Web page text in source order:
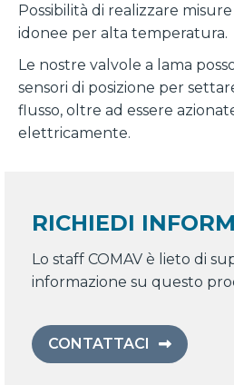
Possibilità di realizzare
idonee per alta temperatura.
Le nostre valvole a lama
sensori di posizione per
flusso, oltre ad essere
elettricamente.
RICHIEDI
Lo staff COMAV è lieto di
informazione su questo
CONTATTACI